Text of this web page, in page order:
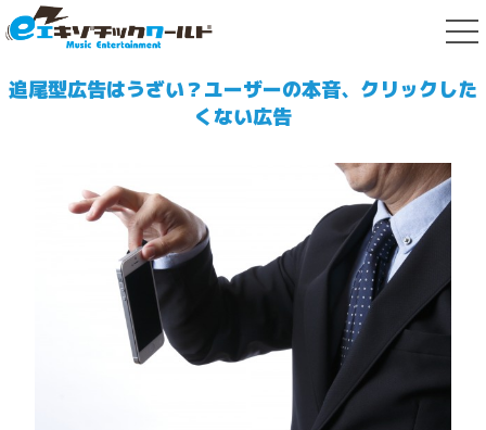
追尾型広告はうざい？ユーザーの本音、クリックした
くない広告